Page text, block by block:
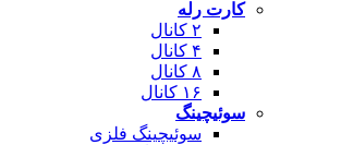
کارت رله
۲ کانال
۴ کانال
۸ کانال
۱۶ کانال
سوئیچینگ
سوئیچینگ فلزی